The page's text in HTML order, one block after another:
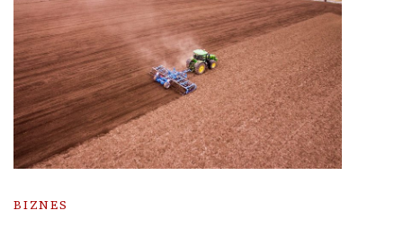
BIZNES